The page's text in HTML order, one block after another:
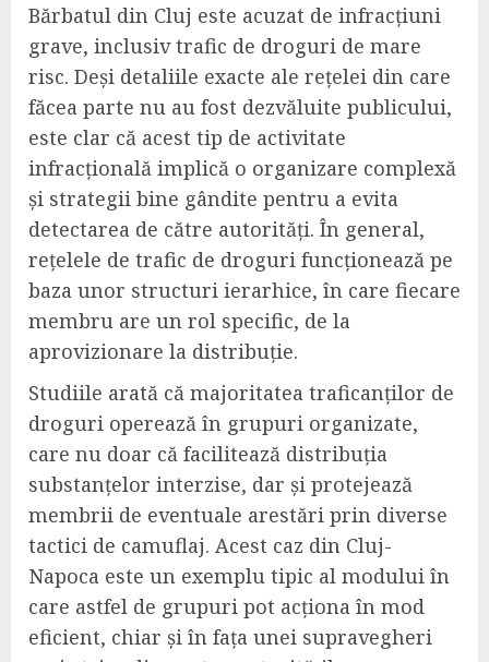
Bărbatul din Cluj este acuzat de infracțiuni
grave, inclusiv trafic de droguri de mare
risc. Deși detaliile exacte ale rețelei din care
făcea parte nu au fost dezvăluite publicului,
este clar că acest tip de activitate
infracțională implică o organizare complexă
și strategii bine gândite pentru a evita
detectarea de către autorități. În general,
rețelele de trafic de droguri funcționează pe
baza unor structuri ierarhice, în care fiecare
membru are un rol specific, de la
aprovizionare la distribuție.
Studiile arată că majoritatea traficanților de
droguri operează în grupuri organizate,
care nu doar că facilitează distribuția
substanțelor interzise, dar și protejează
membrii de eventuale arestări prin diverse
tactici de camuflaj. Acest caz din Cluj-
Napoca este un exemplu tipic al modului în
care astfel de grupuri pot acționa în mod
eficient, chiar și în fața unei supravegheri